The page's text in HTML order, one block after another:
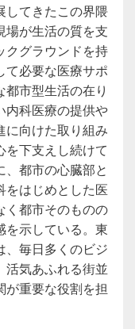
してきたこの界隈
場が生活の質を支
クグラウンドを持
て必要な医療サポ
市型生活の在り
内科医療の提供や
に向けた取り組み
を下支えし続けて
都市の心臓部と
をはじめとした医
く都市そのものの
を示している。東
、毎日多くのビジ
活気あふれる街並
重要な役割を担